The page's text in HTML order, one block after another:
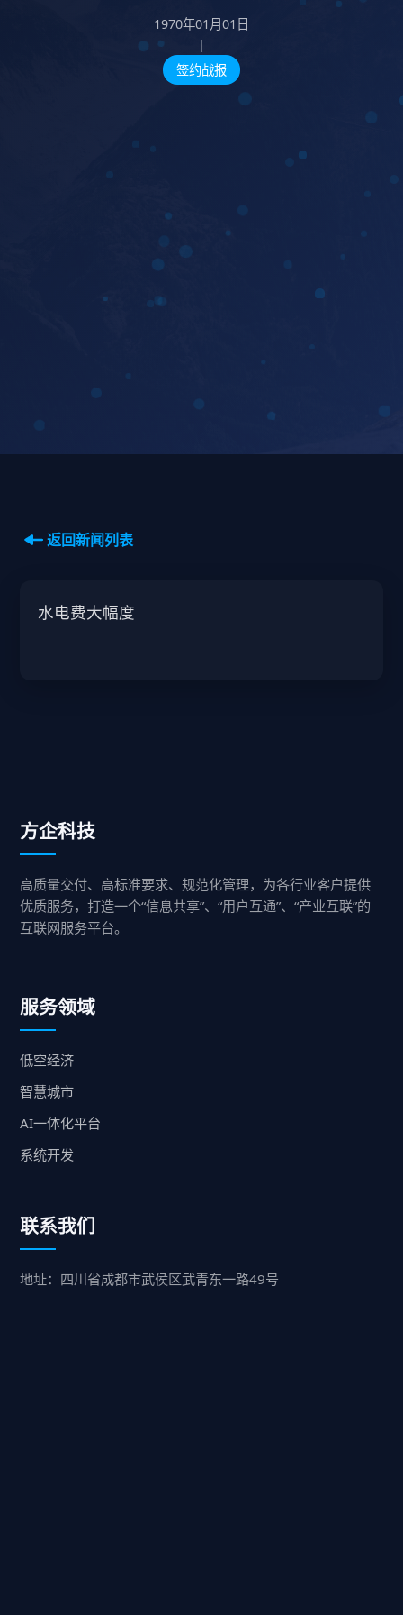
1970年01月01日
|
签约战报
返回新闻列表
水电费大幅度
方企科技
高质量交付、高标准要求、规范化管理，为各行业客户提供
优质服务，打造一个“信息共享”、“用户互通”、“产业互联”的
互联网服务平台。
服务领域
低空经济
智慧城市
AI一体化平台
系统开发
联系我们
地址：四川省成都市武侯区武青东一路49号